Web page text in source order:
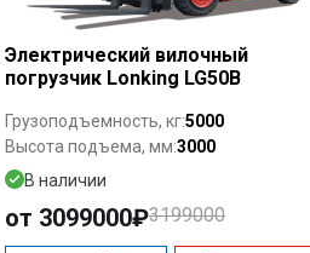
Электрический вилочный
погрузчик Lonking LG50B
Грузоподъемность, кг:5000
Высота подъема, мм:3000
В наличии
от 3099000₽3199000